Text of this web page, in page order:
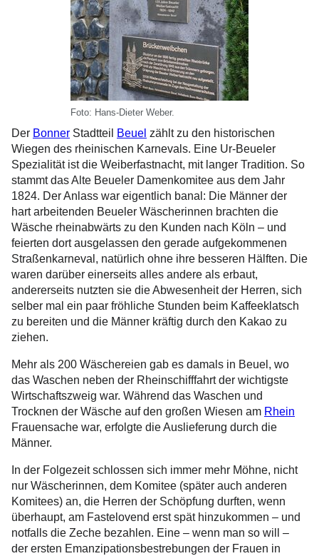
Foto: Hans-Dieter Weber.
Der Bonner Stadtteil Beuel zählt zu den historischen
Wiegen des rheinischen Karnevals. Eine Ur-Beueler
Spezialität ist die Weiberfastnacht, mit langer Tradition. So
stammt das Alte Beueler Damenkomitee aus dem Jahr
1824. Der Anlass war eigentlich banal: Die Männer der
hart arbeitenden Beueler Wäscherinnen brachten die
Wäsche rheinabwärts zu den Kunden nach Köln – und
feierten dort ausgelassen den gerade aufgekommenen
Straßenkarneval, natürlich ohne ihre besseren Hälften. Die
waren darüber einerseits alles andere als erbaut,
andererseits nutzten sie die Abwesenheit der Herren, sich
selber mal ein paar fröhliche Stunden beim Kaffeeklatsch
zu bereiten und die Männer kräftig durch den Kakao zu
ziehen.
Mehr als 200 Wäschereien gab es damals in Beuel, wo
das Waschen neben der Rheinschifffahrt der wichtigste
Wirtschaftszweig war. Während das Waschen und
Trocknen der Wäsche auf den großen Wiesen am Rhein
Frauensache war, erfolgte die Auslieferung durch die
Männer.
In der Folgezeit schlossen sich immer mehr Möhne, nicht
nur Wäscherinnen, dem Komitee (später auch anderen
Komitees) an, die Herren der Schöpfung durften, wenn
überhaupt, am Fastelovend erst spät hinzukommen – und
notfalls die Zeche bezahlen. Eine – wenn man so will –
der ersten Emanzipationsbestrebungen der Frauen in